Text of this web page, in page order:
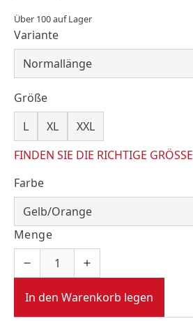
Über 100 auf Lager
Variante
Größe
L
XL
XXL
FINDEN SIE DIE RICHTIGE GRÖSSE
Farbe
Menge
In den Warenkorb legen